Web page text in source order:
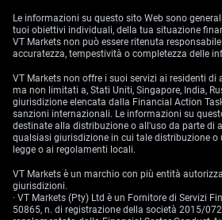
Le informazioni su questo sito Web sono
tuoi obiettivi individuali, della tua situazione
VT Markets non può essere ritenuta
accuratezza, tempestività o completezza delle
VT Markets non offre i suoi servizi ai residenti di
ma non limitati a, Stati Uniti, Singapore, India,
giurisdizione elencata dalla Financial Action
sanzioni internazionali. Le informazioni su
destinate alla distribuzione o all'uso da parte di
qualsiasi giurisdizione in cui tale distribuzione o
legge o ai regolamenti locali.
VT Markets è un marchio con più entità
giurisdizioni.
· VT Markets (Pty) Ltd è un Fornitore di Servizi
50865, n. di registrazione della società 2015/